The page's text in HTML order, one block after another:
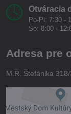
Otváracia
Po-Pi: 7:30 -
So: 8:00 -
Adresa pre
M.R. Štefánika